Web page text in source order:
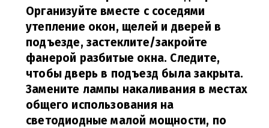
Организуйте вместе с соседями
утепление окон, щелей и дверей в
подъезде, застеклите/закройте
фанерой разбитые окна. Следите,
чтобы дверь в подъезд была закрыта.
Замените лампы накаливания в местах
общего использования на
светодиодные малой мощности, по